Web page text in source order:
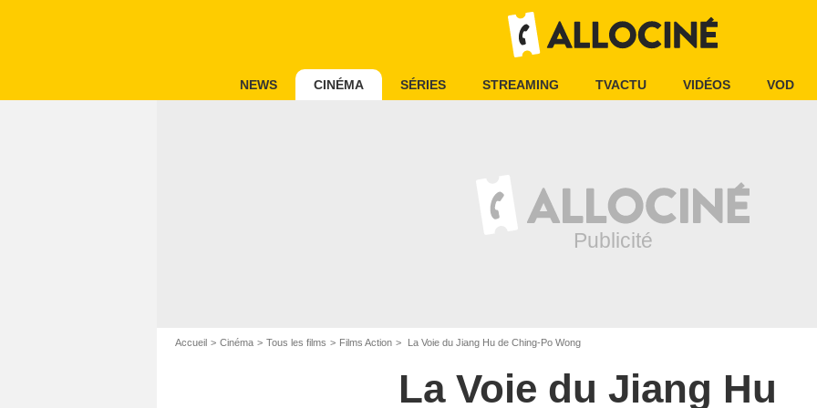
NEWS CINÉMA SÉRIES STREAMING TVACTU VIDÉOS VOD
Accueil Cinéma Tous les films Films Action La Voie du Jiang Hu de Ching-Po Wong
La Voie du Jiang Hu